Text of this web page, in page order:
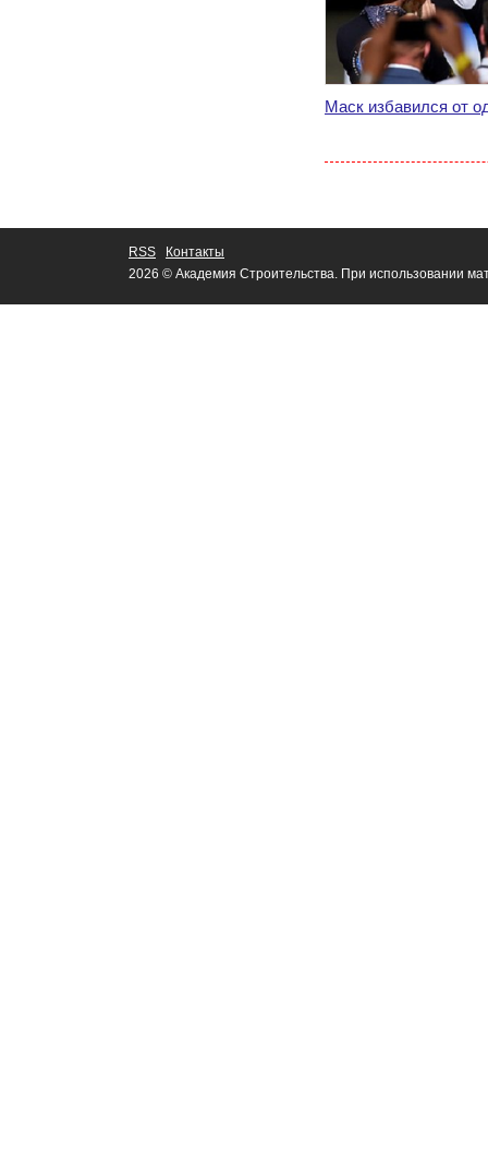
Маск избавился от
RSS
Контакты
2026 © Академия Строительства. При использовании